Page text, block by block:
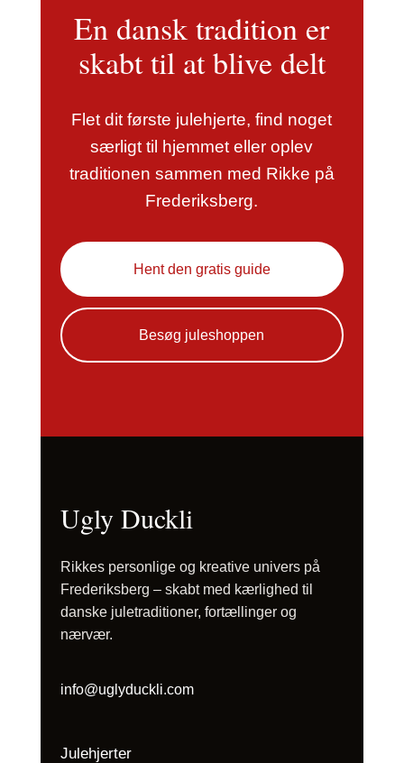
En dansk tradition er
skabt til at blive delt
Flet dit første julehjerte, find noget
særligt til hjemmet eller oplev
traditionen sammen med Rikke på
Frederiksberg.
Hent den gratis guide
Besøg juleshoppen
Ugly Duckli
Rikkes personlige og kreative univers på
Frederiksberg – skabt med kærlighed til
danske juletraditioner, fortællinger og
nærvær.
info@uglyduckli.com
Julehjerter